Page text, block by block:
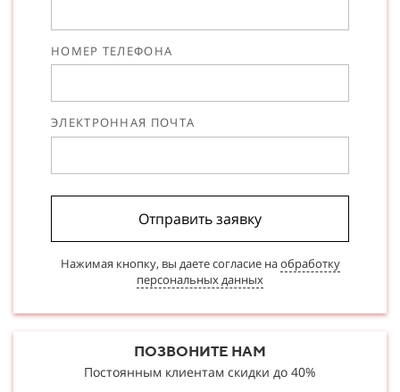
НОМЕР ТЕЛЕФОНА
ЭЛЕКТРОННАЯ ПОЧТА
Отправить заявку
Нажимая кнопку, вы даете согласие наобработку
персональных данных
ПОЗВОНИТЕ НАМ
Постоянным клиентам скидки до 40%